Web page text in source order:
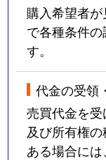
購入希望者
で各種条件
す。
代金の受領
売買代金を
及び所有権
ある場合には